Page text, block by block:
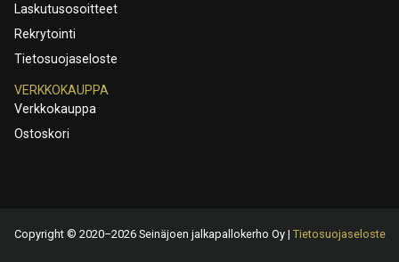
Laskutusosoitteet
Rekrytointi
Tietosuojaseloste
VERKKOKAUPPA
Verkkokauppa
Ostoskori
Copyright © 2020–2026 Seinäjoen jalkapallokerho Oy | Tietosuojaseloste